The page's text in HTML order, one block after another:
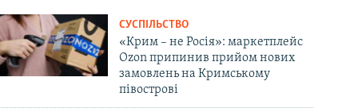
СУСПІЛЬСТВО
«Крим – не Росія»: маркетплейс
Ozon припинив прийом нових
замовлень на Кримському
півострові